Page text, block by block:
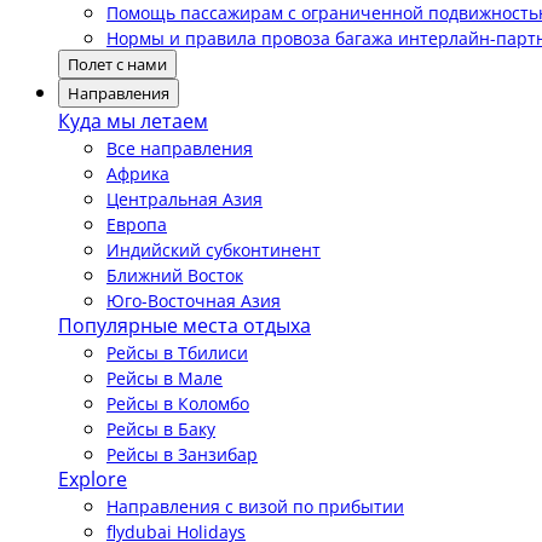
Помощь пассажирам с ограниченной
Нормы и правила провоза багажа интерлайн-
Полет с нами
Направления
Куда мы летаем
Все направления
Африка
Центральная Азия
Европа
Индийский субконтинент
Ближний Восток
Юго-Восточная Азия
Популярные места отдыха
Рейсы в Тбилиси
Рейсы в Мале
Рейсы в Коломбо
Рейсы в Баку
Рейсы в Занзибар
Explore
Направления с визой по прибытии
flydubai Holidays